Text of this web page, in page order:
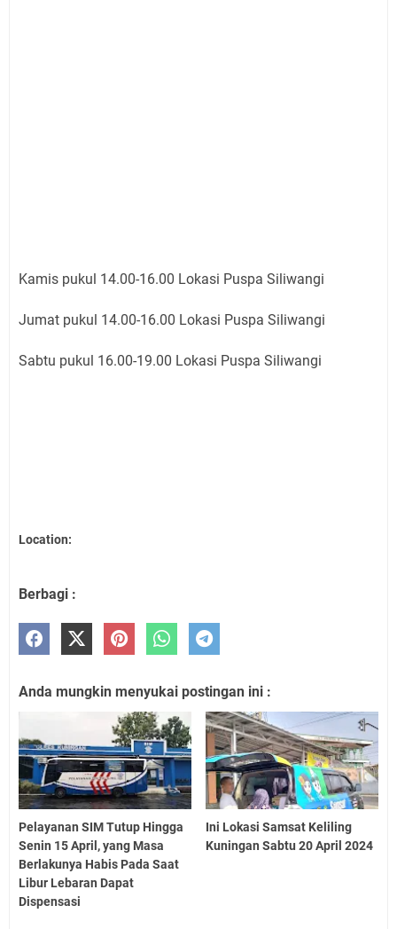
Kamis pukul 14.00-16.00 Lokasi Puspa Siliwangi
Jumat pukul 14.00-16.00 Lokasi Puspa Siliwangi
Sabtu pukul 16.00-19.00 Lokasi Puspa Siliwangi
Location:
Berbagi :
Anda mungkin menyukai postingan ini :
Pelayanan SIM Tutup Hingga
Senin 15 April, yang Masa
Berlakunya Habis Pada Saat
Libur Lebaran Dapat
Dispensasi
Ini Lokasi Samsat Keliling
Kuningan Sabtu 20 April 2024